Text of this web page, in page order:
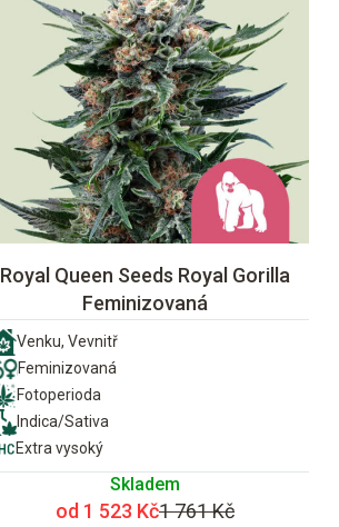
Royal Queen Seeds Royal Gorilla
Feminizovaná
Venku, Vevnitř
Feminizovaná
Fotoperioda
Indica/Sativa
Extra vysoký
Skladem
od 1 523 Kč1 761 Kč